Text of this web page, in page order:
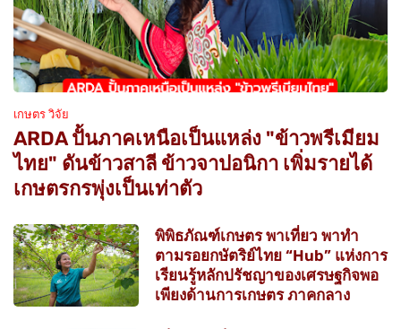
เกษตร วิจัย
ARDA ปั้นภาคเหนือเป็นแหล่ง "ข้าวพรีเมียม
ไทย" ดันข้าวสาลี ข้าวจาปอนิกา เพิ่มรายได้
เกษตรกรพุ่งเป็นเท่าตัว
พิพิธภัณฑ์เกษตร พาเที่ยว พาทำ
ตามรอยกษัตริย์ไทย “Hub” แห่งการ
เรียนรู้หลักปรัชญาของเศรษฐกิจพอ
เพียงด้านการเกษตร ภาคกลาง